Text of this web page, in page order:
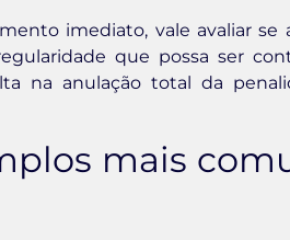
imediato, vale avaliar
que possa ser
na anulação total da
mais